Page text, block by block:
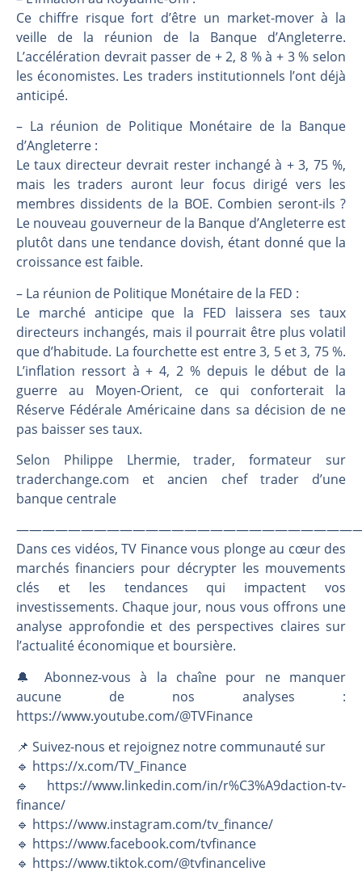
Une inertie haussière qui ralentit | Antoine Quesada – Chrono CAC
WTI : Explosion mais réserves au plus bas | Denis Desclos – Market Movers
Ce chiffre risque fort d’être un market-mover à la
veille de la réunion de la Banque d’Angleterre.
L’accélération devrait passer de + 2, 8 % à + 3 % selon
les économistes. Les traders institutionnels l’ont déjà
anticipé.
– La réunion de Politique Monétaire de la Banque
d’Angleterre :
Le taux directeur devrait rester inchangé à + 3, 75 %,
mais les traders auront leur focus dirigé vers les
membres dissidents de la BOE. Combien seront-ils ?
Le nouveau gouverneur de la Banque d’Angleterre est
plutôt dans une tendance dovish, étant donné que la
croissance est faible.
– La réunion de Politique Monétaire de la FED :
Le marché anticipe que la FED laissera ses taux
directeurs inchangés, mais il pourrait être plus volatil
que d’habitude. La fourchette est entre 3, 5 et 3, 75 %.
L’inflation ressort à + 4, 2 % depuis le début de la
guerre au Moyen-Orient, ce qui conforterait la
Réserve Fédérale Américaine dans sa décision de ne
pas baisser ses taux.
Selon Philippe Lhermie, trader, formateur sur
traderchange.com et ancien chef trader d’une
banque centrale
Dans ces vidéos, TV Finance vous plonge au cœur des
marchés financiers pour décrypter les mouvements
clés et les tendances qui impactent vos
investissements. Chaque jour, nous vous offrons une
analyse approfondie et des perspectives claires sur
l’actualité économique et boursière.
🔔 Abonnez-vous à la chaîne pour ne manquer
aucune de nos analyses :
https://www.youtube.com/@TVFinance
📌 Suivez-nous et rejoignez notre communauté sur
🔹 https://x.com/TV_Finance
🔹 https://www.linkedin.com/in/r%C3%A9daction-tv-
finance/
🔹 https://www.instagram.com/tv_finance/
🔹 https://www.facebook.com/tvfinance
🔹 https://www.tiktok.com/@tvfinancelive